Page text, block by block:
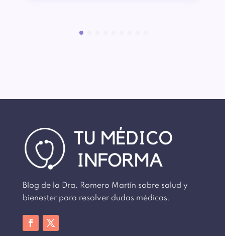
Blog de la Dra. Romero Martín sobre salud y
bienester para resolver dudas médicas.